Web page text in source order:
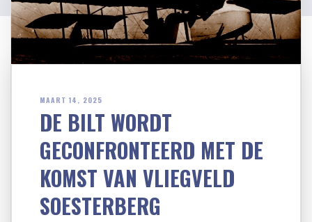
MAART 14, 2025
DE BILT WORDT
GECONFRONTEERD MET DE
KOMST VAN VLIEGVELD
SOESTERBERG